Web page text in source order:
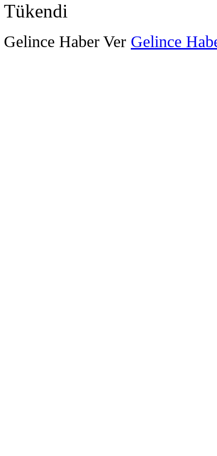
Tükendi
Gelince Haber Ver Gelince